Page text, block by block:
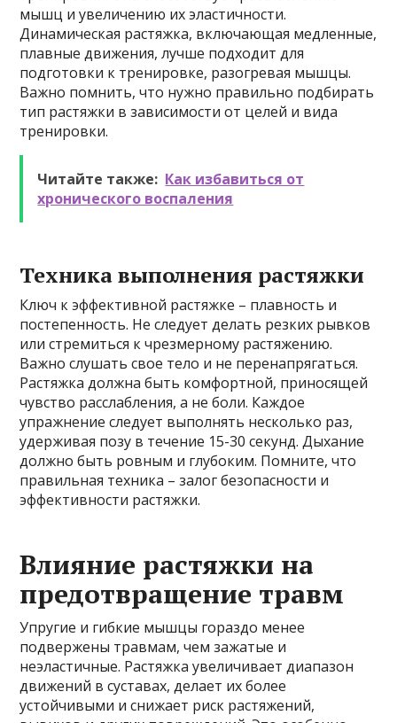
мышц и увеличению их эластичности.
Динамическая растяжка, включающая медленные,
плавные движения, лучше подходит для
подготовки к тренировке, разогревая мышцы.
Важно помнить, что нужно правильно подбирать
тип растяжки в зависимости от целей и вида
тренировки.
Читайте также: Как избавиться от
хронического воспаления
Техника выполнения растяжки
Ключ к эффективной растяжке – плавность и
постепенность. Не следует делать резких рывков
или стремиться к чрезмерному растяжению.
Важно слушать свое тело и не перенапрягаться.
Растяжка должна быть комфортной, приносящей
чувство расслабления, а не боли. Каждое
упражнение следует выполнять несколько раз,
удерживая позу в течение 15-30 секунд. Дыхание
должно быть ровным и глубоким. Помните, что
правильная техника – залог безопасности и
эффективности растяжки.
Влияние растяжки на
предотвращение травм
Упругие и гибкие мышцы гораздо менее
подвержены травмам, чем зажатые и
неэластичные. Растяжка увеличивает диапазон
движений в суставах, делает их более
устойчивыми и снижает риск растяжений,